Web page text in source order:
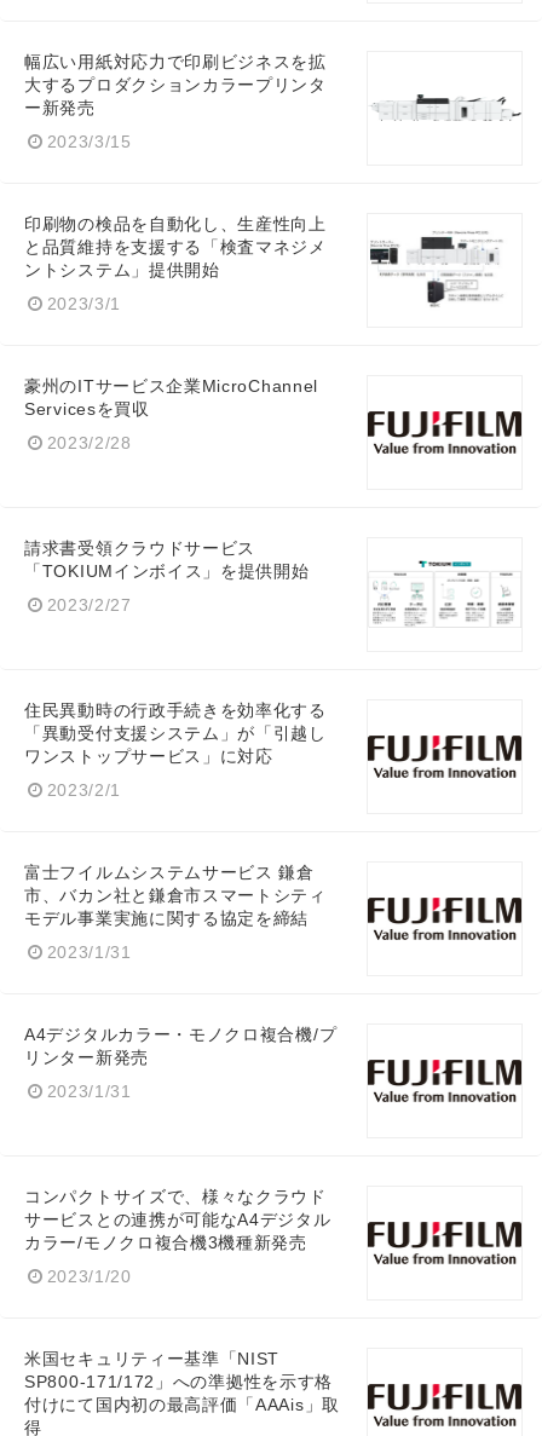
幅広い用紙対応力で印刷ビジネスを拡
大するプロダクションカラープリンタ
ー新発売
2023/3/15
印刷物の検品を自動化し、生産性向上
と品質維持を支援する「検査マネジメ
ントシステム」提供開始
2023/3/1
豪州のITサービス企業MicroChannel
Servicesを買収
2023/2/28
請求書受領クラウドサービス
「TOKIUMインボイス」を提供開始
2023/2/27
住民異動時の行政手続きを効率化する
「異動受付支援システム」が「引越し
ワンストップサービス」に対応
2023/2/1
富士フイルムシステムサービス 鎌倉
市、バカン社と鎌倉市スマートシティ
モデル事業実施に関する協定を締結
2023/1/31
A4デジタルカラー・モノクロ複合機/プ
リンター新発売
2023/1/31
コンパクトサイズで、様々なクラウド
サービスとの連携が可能なA4デジタル
カラー/モノクロ複合機3機種新発売
2023/1/20
米国セキュリティー基準「NIST
SP800-171/172」への準拠性を示す格
付けにて国内初の最高評価「AAAis」取
得
English